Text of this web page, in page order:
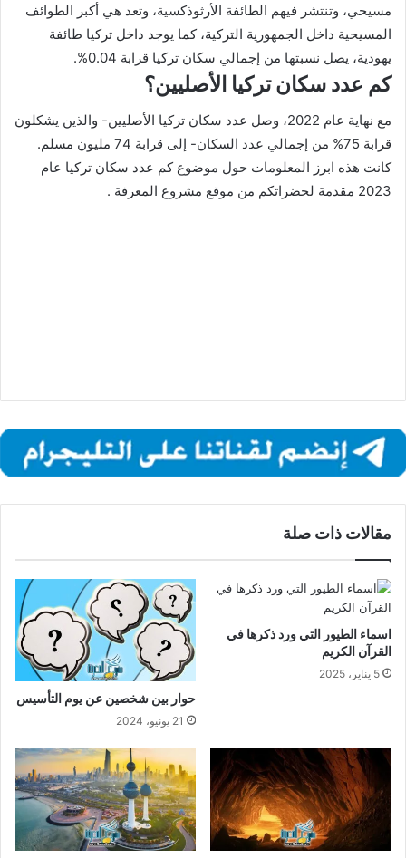
مسيحي، وتنتشر فيهم الطائفة الأرثوذكسية، وتعد هي أكبر الطوائف
المسيحية داخل الجمهورية التركية، كما يوجد داخل تركيا طائفة
يهودية، يصل نسبتها من إجمالي سكان تركيا قرابة 0.04%.
كم عدد سكان تركيا الأصليين؟
مع نهاية عام 2022، وصل عدد سكان تركيا الأصليين- والذين يشكلون
قرابة 75% من إجمالي عدد السكان- إلى قرابة 74 مليون مسلم.
كانت هذه ابرز المعلومات حول موضوع كم عدد سكان تركيا عام
2023 مقدمة لحضراتكم من موقع مشروع المعرفة .
مقالات ذات صلة
اسماء الطيور التي ورد ذكرها في
القرآن الكريم
5 يناير، 2025
حوار بين شخصين عن يوم التأسيس
21 يونيو، 2024